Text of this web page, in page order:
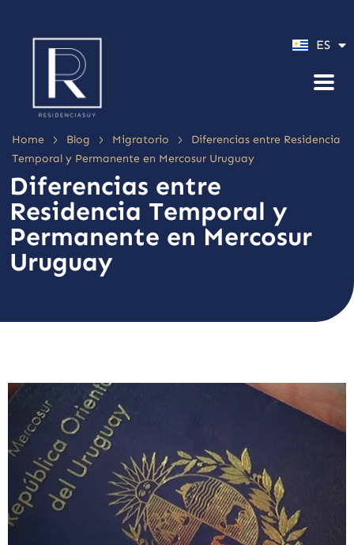
ES
EN
Home > Blog > Migratorio >
Diferencias entre Residencia
Temporal y Permanente en Mercosur Uruguay
Diferencias entre
Residencia Temporal y
Permanente en Mercosur
Uruguay